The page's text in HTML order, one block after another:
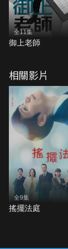
全11集
御上老師
相關影片
全9集
搖擺法庭